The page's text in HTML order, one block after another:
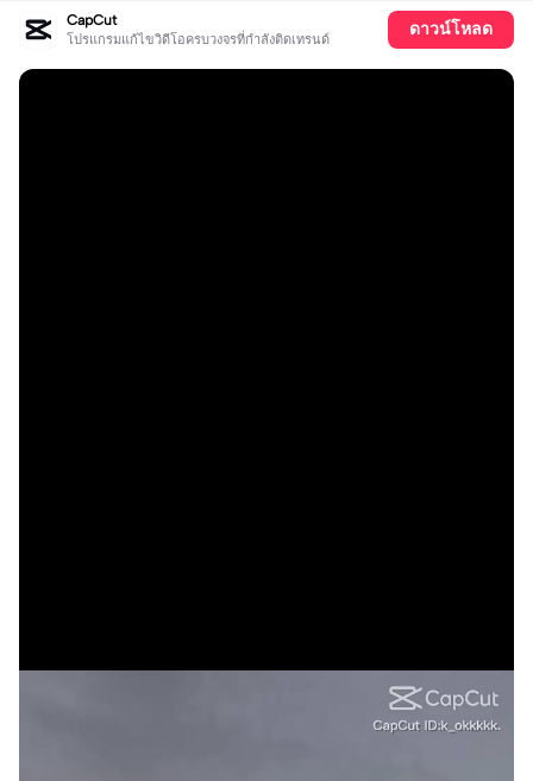
CapCut
โปรแกรมแก้ไขวิดีโอครบวงจรที่กำลังติดเทรนด์ ดาวน์โหลด